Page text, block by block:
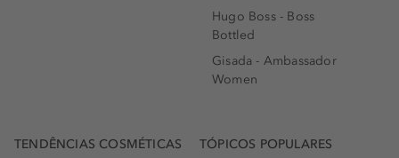
Hugo Boss - Boss
Bottled
Gisada - Ambassador
Women
TENDÊNCIAS COSMÉTICAS TÓPICOS POPULARES